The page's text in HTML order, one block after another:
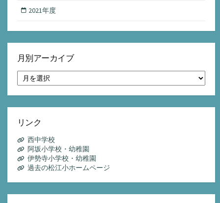
2021年度
月別アーカイブ
別
ア
イ
リンク
西中学校
阿坂小学校・幼稚園
伊勢寺小学校・幼稚園
過去の松江小ホームページ